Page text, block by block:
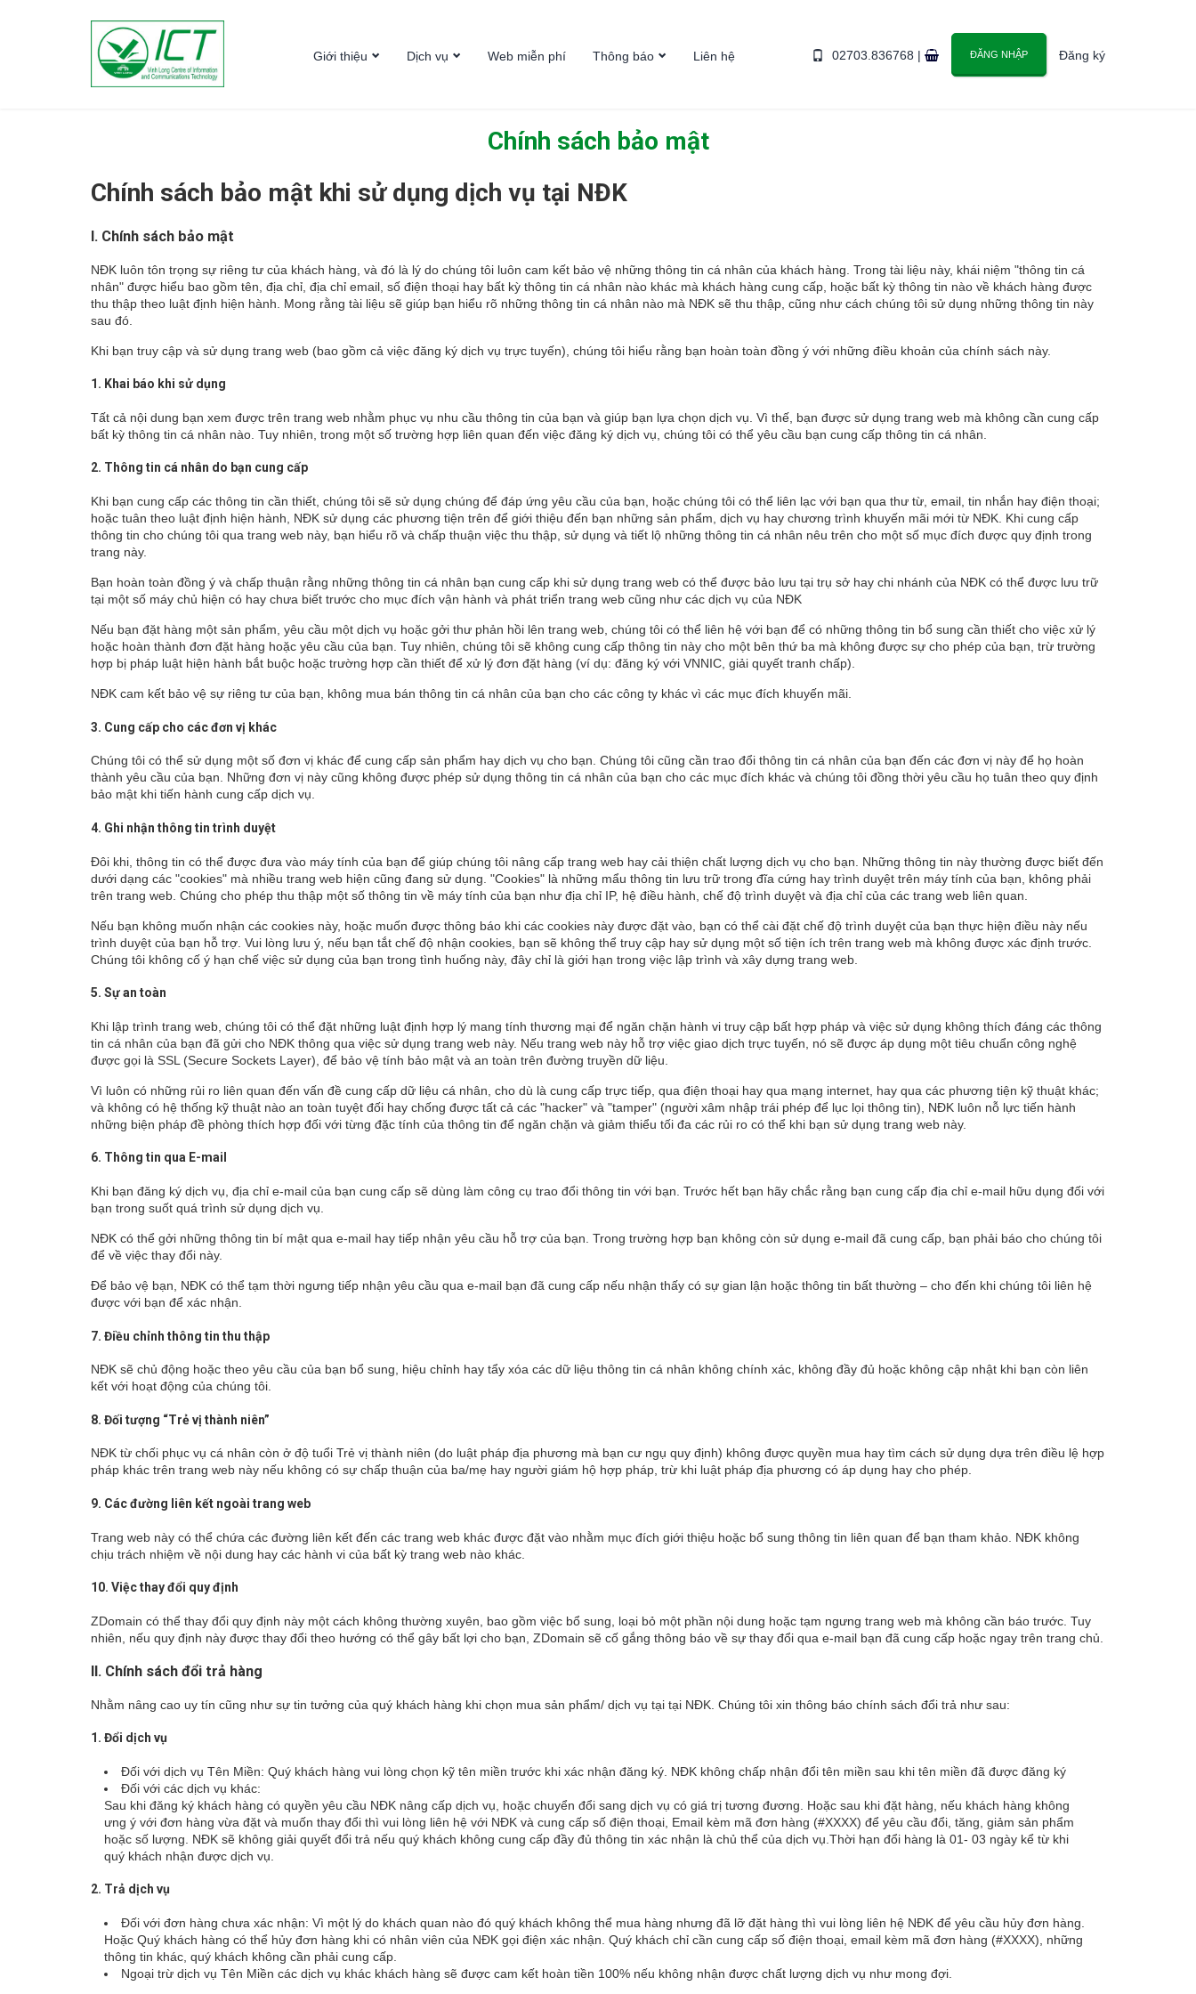
Giới thiệu Dịch vụ Web miễn phí Thông báo
Thông báo mời
chào giá Thẩm
Công văn đề nghị
Mua sắm thiết bị
phục vụ triển khai
IOT và mở rộng
thiết bị lưu trữ
Mua sắm máy chủ
phục vụ triển khai
Liên hệ 02703.836768 | ĐĂNG NHẬP Đăng ký
Chính sách bảo mật
Chính sách bảo mật khi sử dụng dịch vụ tại NĐK
I. Chính sách bảo mật
NĐK luôn tôn trọng sự riêng tư của khách hàng, và đó là lý do chúng tôi luôn cam kết bảo vệ những thông tin cá nhân của khách hàng. Trong tài liệu này, khái niệm "thông tin cá
nhân" được hiểu bao gồm tên, địa chỉ, địa chỉ email, số điện thoại hay bất kỳ thông tin cá nhân nào khác mà khách hàng cung cấp, hoặc bất kỳ thông tin nào về khách hàng được
thu thập theo luật định hiện hành. Mong rằng tài liệu sẽ giúp bạn hiểu rõ những thông tin cá nhân nào mà NĐK sẽ thu thập, cũng như cách chúng tôi sử dụng những thông tin này
sau đó.
Khi bạn truy cập và sử dụng trang web (bao gồm cả việc đăng ký dịch vụ trực tuyến), chúng tôi hiểu rằng bạn hoàn toàn đồng ý với những điều khoản của chính sách này.
1. Khai báo khi sử dụng
Tất cả nội dung bạn xem được trên trang web nhằm phục vụ nhu cầu thông tin của bạn và giúp bạn lựa chọn dịch vụ. Vì thế, bạn được sử dụng trang web mà không cần cung cấp
bất kỳ thông tin cá nhân nào. Tuy nhiên, trong một số trường hợp liên quan đến việc đăng ký dịch vụ, chúng tôi có thể yêu cầu bạn cung cấp thông tin cá nhân.
2. Thông tin cá nhân do bạn cung cấp
Khi bạn cung cấp các thông tin cần thiết, chúng tôi sẽ sử dụng chúng để đáp ứng yêu cầu của bạn, hoặc chúng tôi có thể liên lạc với bạn qua thư từ, email, tin nhắn hay điện thoại;
hoặc tuân theo luật định hiện hành, NĐK sử dụng các phương tiện trên để giới thiệu đến bạn những sản phẩm, dịch vụ hay chương trình khuyến mãi mới từ NĐK. Khi cung cấp
thông tin cho chúng tôi qua trang web này, bạn hiểu rõ và chấp thuận việc thu thập, sử dụng và tiết lộ những thông tin cá nhân nêu trên cho một số mục đích được quy định trong
trang này.
Bạn hoàn toàn đồng ý và chấp thuận rằng những thông tin cá nhân bạn cung cấp khi sử dụng trang web có thể được bảo lưu tại trụ sở hay chi nhánh của NĐK có thể được lưu trữ
tại một số máy chủ hiện có hay chưa biết trước cho mục đích vận hành và phát triển trang web cũng như các dịch vụ của NĐK
Nếu bạn đặt hàng một sản phẩm, yêu cầu một dịch vụ hoặc gởi thư phản hồi lên trang web, chúng tôi có thể liên hệ với bạn để có những thông tin bổ sung cần thiết cho việc xử lý
hoặc hoàn thành đơn đặt hàng hoặc yêu cầu của bạn. Tuy nhiên, chúng tôi sẽ không cung cấp thông tin này cho một bên thứ ba mà không được sự cho phép của bạn, trừ trường
hợp bị pháp luật hiện hành bắt buộc hoặc trường hợp cần thiết để xử lý đơn đặt hàng (ví dụ: đăng ký với VNNIC, giải quyết tranh chấp).
NĐK cam kết bảo vệ sự riêng tư của bạn, không mua bán thông tin cá nhân của bạn cho các công ty khác vì các mục đích khuyến mãi.
3. Cung cấp cho các đơn vị khác
Chúng tôi có thể sử dụng một số đơn vị khác để cung cấp sản phẩm hay dịch vụ cho bạn. Chúng tôi cũng cần trao đổi thông tin cá nhân của bạn đến các đơn vị này để họ hoàn
thành yêu cầu của bạn. Những đơn vị này cũng không được phép sử dụng thông tin cá nhân của bạn cho các mục đích khác và chúng tôi đồng thời yêu cầu họ tuân theo quy định
bảo mật khi tiến hành cung cấp dịch vụ.
4. Ghi nhận thông tin trình duyệt
Đôi khi, thông tin có thể được đưa vào máy tính của bạn để giúp chúng tôi nâng cấp trang web hay cải thiện chất lượng dịch vụ cho bạn. Những thông tin này thường được biết đến
dưới dạng các "cookies" mà nhiều trang web hiện cũng đang sử dụng. "Cookies" là những mẩu thông tin lưu trữ trong đĩa cứng hay trình duyệt trên máy tính của bạn, không phải
trên trang web. Chúng cho phép thu thập một số thông tin về máy tính của bạn như địa chỉ IP, hệ điều hành, chế độ trình duyệt và địa chỉ của các trang web liên quan.
Nếu bạn không muốn nhận các cookies này, hoặc muốn được thông báo khi các cookies này được đặt vào, bạn có thể cài đặt chế độ trình duyệt của bạn thực hiện điều này nếu
trình duyệt của bạn hỗ trợ. Vui lòng lưu ý, nếu bạn tắt chế độ nhận cookies, bạn sẽ không thể truy cập hay sử dụng một số tiện ích trên trang web mà không được xác định trước.
Chúng tôi không cố ý hạn chế việc sử dụng của bạn trong tình huống này, đây chỉ là giới hạn trong việc lập trình và xây dựng trang web.
5. Sự an toàn
Khi lập trình trang web, chúng tôi có thể đặt những luật định hợp lý mang tính thương mại để ngăn chặn hành vi truy cập bất hợp pháp và việc sử dụng không thích đáng các thông
tin cá nhân của bạn đã gửi cho NĐK thông qua việc sử dụng trang web này. Nếu trang web này hỗ trợ việc giao dịch trực tuyến, nó sẽ được áp dụng một tiêu chuẩn công nghệ
được gọi là SSL (Secure Sockets Layer), để bảo vệ tính bảo mật và an toàn trên đường truyền dữ liệu.
Vì luôn có những rủi ro liên quan đến vấn đề cung cấp dữ liệu cá nhân, cho dù là cung cấp trực tiếp, qua điện thoại hay qua mạng internet, hay qua các phương tiện kỹ thuật khác;
và không có hệ thống kỹ thuật nào an toàn tuyệt đối hay chống được tất cả các "hacker" và "tamper" (người xâm nhập trái phép để lục lọi thông tin), NĐK luôn nỗ lực tiến hành
những biện pháp đề phòng thích hợp đối với từng đặc tính của thông tin để ngăn chặn và giảm thiểu tối đa các rủi ro có thể khi bạn sử dụng trang web này.
6. Thông tin qua E-mail
Khi bạn đăng ký dịch vụ, địa chỉ e-mail của bạn cung cấp sẽ dùng làm công cụ trao đổi thông tin với bạn. Trước hết bạn hãy chắc rằng bạn cung cấp địa chỉ e-mail hữu dụng đối với
bạn trong suốt quá trình sử dụng dịch vụ.
NĐK có thể gởi những thông tin bí mật qua e-mail hay tiếp nhận yêu cầu hỗ trợ của bạn. Trong trường hợp bạn không còn sử dụng e-mail đã cung cấp, bạn phải báo cho chúng tôi
để về việc thay đổi này.
Để bảo vệ bạn, NĐK có thể tạm thời ngưng tiếp nhận yêu cầu qua e-mail bạn đã cung cấp nếu nhận thấy có sự gian lận hoặc thông tin bất thường – cho đến khi chúng tôi liên hệ
được với bạn để xác nhận.
7. Điều chỉnh thông tin thu thập
NĐK sẽ chủ động hoặc theo yêu cầu của bạn bổ sung, hiệu chỉnh hay tẩy xóa các dữ liệu thông tin cá nhân không chính xác, không đầy đủ hoặc không cập nhật khi bạn còn liên
kết với hoạt động của chúng tôi.
8. Đối tượng “Trẻ vị thành niên”
NĐK từ chối phục vụ cá nhân còn ở độ tuổi Trẻ vị thành niên (do luật pháp địa phương mà bạn cư ngụ quy định) không được quyền mua hay tìm cách sử dụng dựa trên điều lệ hợp
pháp khác trên trang web này nếu không có sự chấp thuận của ba/mẹ hay người giám hộ hợp pháp, trừ khi luật pháp địa phương có áp dụng hay cho phép.
9. Các đường liên kết ngoài trang web
Trang web này có thể chứa các đường liên kết đến các trang web khác được đặt vào nhằm mục đích giới thiệu hoặc bổ sung thông tin liên quan để bạn tham khảo. NĐK không
chịu trách nhiệm về nội dung hay các hành vi của bất kỳ trang web nào khác.
10. Việc thay đổi quy định
ZDomain có thể thay đổi quy định này một cách không thường xuyên, bao gồm việc bổ sung, loại bỏ một phần nội dung hoặc tạm ngưng trang web mà không cần báo trước. Tuy
nhiên, nếu quy định này được thay đổi theo hướng có thể gây bất lợi cho bạn, ZDomain sẽ cố gắng thông báo về sự thay đổi qua e-mail bạn đã cung cấp hoặc ngay trên trang chủ.
II. Chính sách đổi trả hàng
Nhằm nâng cao uy tín cũng như sự tin tưởng của quý khách hàng khi chọn mua sản phẩm/ dịch vụ tại tại NĐK. Chúng tôi xin thông báo chính sách đổi trả như sau:
1. Đổi dịch vụ
Đối với dịch vụ Tên Miền: Quý khách hàng vui lòng chọn kỹ tên miền trước khi xác nhận đăng ký. NĐK không chấp nhận đổi tên miền sau khi tên miền đã được đăng ký
Đối với các dịch vụ khác:
Sau khi đăng ký khách hàng có quyền yêu cầu NĐK nâng cấp dịch vụ, hoặc chuyển đổi sang dịch vụ có giá trị tương đương. Hoặc sau khi đặt hàng, nếu khách hàng không
ưng ý với đơn hàng vừa đặt và muốn thay đổi thì vui lòng liên hệ với NĐK và cung cấp số điện thoại, Email kèm mã đơn hàng (#XXXX) để yêu cầu đổi, tăng, giảm sản phẩm
hoặc số lượng. NĐK sẽ không giải quyết đổi trả nếu quý khách không cung cấp đầy đủ thông tin xác nhận là chủ thể của dịch vụ.Thời hạn đổi hàng là 01- 03 ngày kể từ khi
quý khách nhận được dịch vụ.
2. Trả dịch vụ
Đối với đơn hàng chưa xác nhận: Vì một lý do khách quan nào đó quý khách không thể mua hàng nhưng đã lỡ đặt hàng thì vui lòng liên hệ NĐK để yêu cầu hủy đơn hàng.
Hoặc Quý khách hàng có thể hủy đơn hàng khi có nhân viên của NĐK gọi điện xác nhận. Quý khách chỉ cần cung cấp số điện thoại, email kèm mã đơn hàng (#XXXX), những
thông tin khác, quý khách không cần phải cung cấp.
Ngoại trừ dịch vụ Tên Miền các dịch vụ khác khách hàng sẽ được cam kết hoàn tiền 100% nếu không nhận được chất lượng dịch vụ như mong đợi.